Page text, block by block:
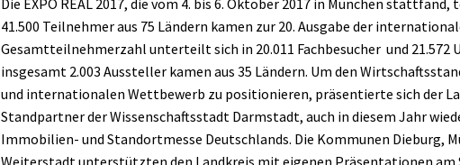
Die EXPO REAL 2017, die vom 4. bis 6. Oktober 2017 in München
41.500 Teilnehmer aus 75 Ländern kamen zur 20. Ausgabe der
Gesamtteilnehmerzahl unterteilt sich in 20.011 Fachbesucher und 21.572
insgesamt 2.003 Aussteller kamen aus 35 Ländern. Um den
und internationalen Wettbewerb zu positionieren, präsentierte sich der
Standpartner der Wissenschaftsstadt Darmstadt, auch in diesem Jahr
Immobilien- und Standortmesse Deutschlands. Die Kommunen Dieburg,
Weiterstadt unterstützten den Landkreis mit eigenen Präsentationen am